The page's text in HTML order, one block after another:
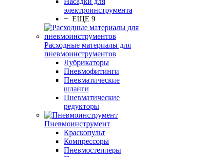
электроинструмента
+ ЕЩЕ 9
Расходные материалы для
пневмоинструментов
Лубрикаторы
Пневмофитинги
Пневматические
шланги
Пневматические
редукторы
Пневмоинструмент
Краскопульт
Компрессоры
Пневмостеплеры